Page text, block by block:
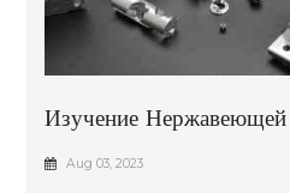
Изучение
Применение При
Aug 03, 2023